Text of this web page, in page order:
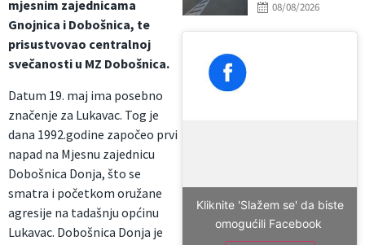
mjesnim zajednicama
Gnojnica i Dobošnica, te
prisustvovao centralnoj
svečanosti u MZ Dobošnica.
Datum 19. maj ima posebno
značenje za Lukavac. Tog je
dana 1992.godine započeo prvi
napad na Mjesnu zajednicu
Dobošnica Donja, što se
smatra i početkom oružane
agresije na tadašnju općinu
Lukavac. Dobošnica Donja je
Duga
izlazu iz BiH, evo
08/08/2026
Kliknite 'Slažem se' da biste
omogućili Facebook